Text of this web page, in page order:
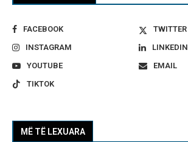
FACEBOOK
TWITTER
INSTAGRAM
LINKEDIN
YOUTUBE
EMAIL
TIKTOK
MË TË LEXUARA